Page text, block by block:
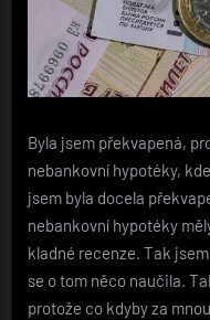
Byla jsem překvapená,
nebankovní hypotéky,
jsem byla docela
nebankovní hypotéky
kladné recenze. Tak
se o tom něco naučila.
protože co kdyby za